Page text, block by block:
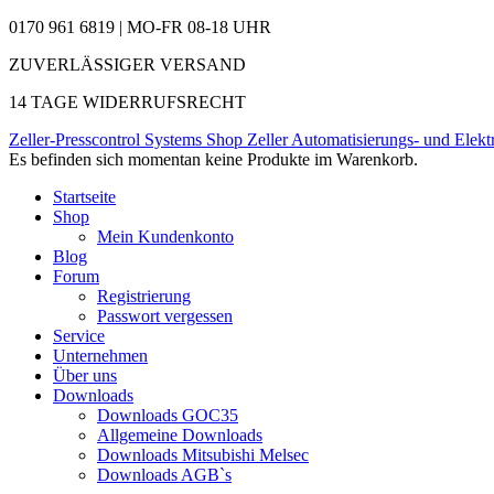
0170 961 6819 | MO-FR 08-18 UHR
ZUVERLÄSSIGER VERSAND
14 TAGE WIDERRUFSRECHT
Zeller-Presscontrol Systems Shop Zeller Automatisierungs- und
Es befinden sich momentan keine Produkte im Warenkorb.
Startseite
Shop
Mein Kundenkonto
Blog
Forum
Registrierung
Passwort vergessen
Service
Unternehmen
Über uns
Downloads
Downloads GOC35
Allgemeine Downloads
Downloads Mitsubishi Melsec
Downloads AGB`s